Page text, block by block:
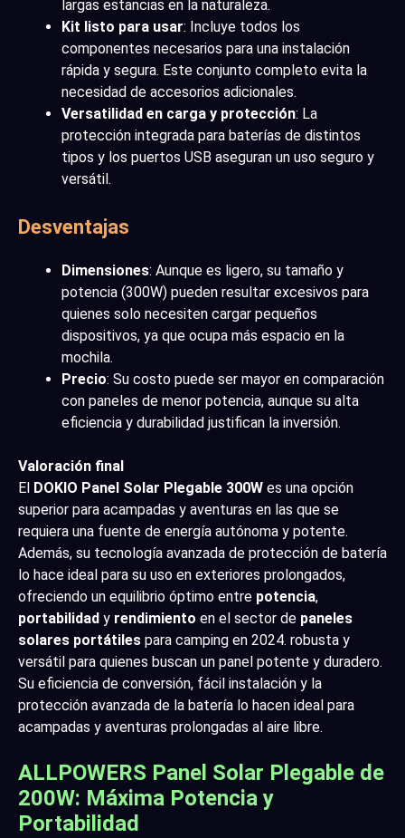
largas estancias en la naturaleza.
Kit listo para usar: Incluye todos los
componentes necesarios para una instalación
rápida y segura. Este conjunto completo evita la
necesidad de accesorios adicionales.
Versatilidad en carga y protección: La
protección integrada para baterías de distintos
tipos y los puertos USB aseguran un uso seguro y
versátil.
Desventajas
Dimensiones: Aunque es ligero, su tamaño y
potencia (300W) pueden resultar excesivos para
quienes solo necesiten cargar pequeños
dispositivos, ya que ocupa más espacio en la
mochila.
Precio: Su costo puede ser mayor en comparación
con paneles de menor potencia, aunque su alta
eficiencia y durabilidad justifican la inversión.
Valoración final
El DOKIO Panel Solar Plegable 300W es una opción
superior para acampadas y aventuras en las que se
requiera una fuente de energía autónoma y potente.
Además, su tecnología avanzada de protección de batería
lo hace ideal para su uso en exteriores prolongados,
ofreciendo un equilibrio óptimo entre potencia,
portabilidad y rendimiento en el sector de paneles
solares portátiles para camping en 2024. robusta y
versátil para quienes buscan un panel potente y duradero.
Su eficiencia de conversión, fácil instalación y la
protección avanzada de la batería lo hacen ideal para
acampadas y aventuras prolongadas al aire libre.
ALLPOWERS Panel Solar Plegable de
200W: Máxima Potencia y
Portabilidad